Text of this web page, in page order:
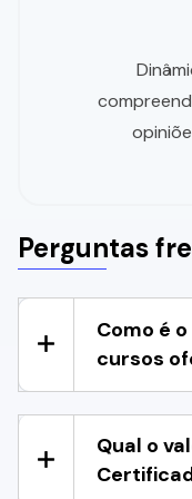
Perguntas
Como é
cursos
Qual o